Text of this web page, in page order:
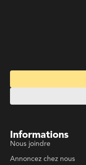
Informations
Services
Travailler à La Liberté